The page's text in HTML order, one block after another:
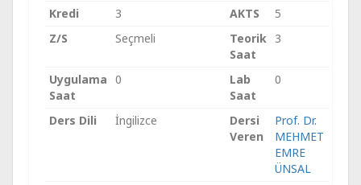
Kredi
3 AKTS
5
Z/S
Seçmeli
Teorik
Saat
3
Uygulama
Saat
0
Lab
Saat
0
Ders Dili İngilizce
Dersi
Veren
Prof. Dr.
MEHMET
EMRE
ÜNSAL